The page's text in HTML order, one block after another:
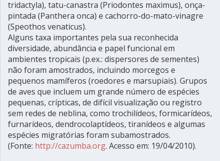
tridactyla), tatu-canastra (Priodontes maximus), onça-
pintada (Panthera onca) e cachorro-do-mato-vinagre
(Speothos venaticus).
Alguns taxa importantes pela sua reconhecida
diversidade, abundância e papel funcional em
ambientes tropicais (p.ex.: dispersores de sementes)
não foram amostrados, incluindo morcegos e
pequenos mamíferos (roedores e marsupiais). Grupos
de aves que incluem um grande número de espécies
pequenas, crípticas, de difícil visualização ou registro
sem redes de neblina, como trochilídeos, formicarídeos,
furnarídeos, dendrocolaptídeos, tiranídeos e algumas
espécies migratórias foram subamostrados.
(Fonte: http://cazumba.org. Acesso em: 19/04/2010).